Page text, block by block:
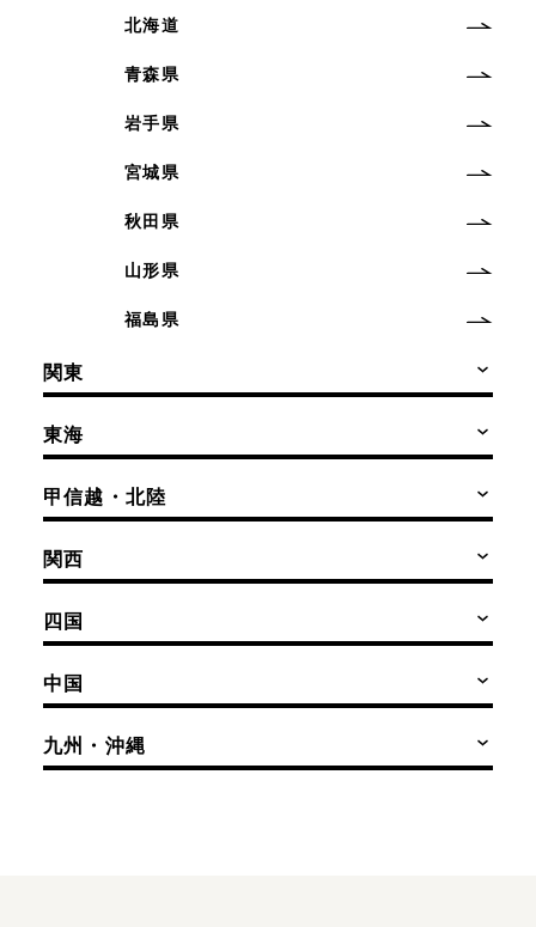
北海道
青森県
岩手県
宮城県
秋田県
山形県
福島県
関東
東海
甲信越・北陸
関西
四国
中国
九州・沖縄